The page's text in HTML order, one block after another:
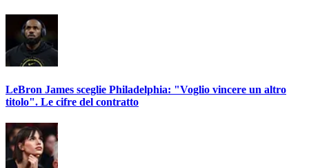
LeBron James sceglie Philadelphia: "Voglio vincere un altro
titolo". Le cifre del contratto